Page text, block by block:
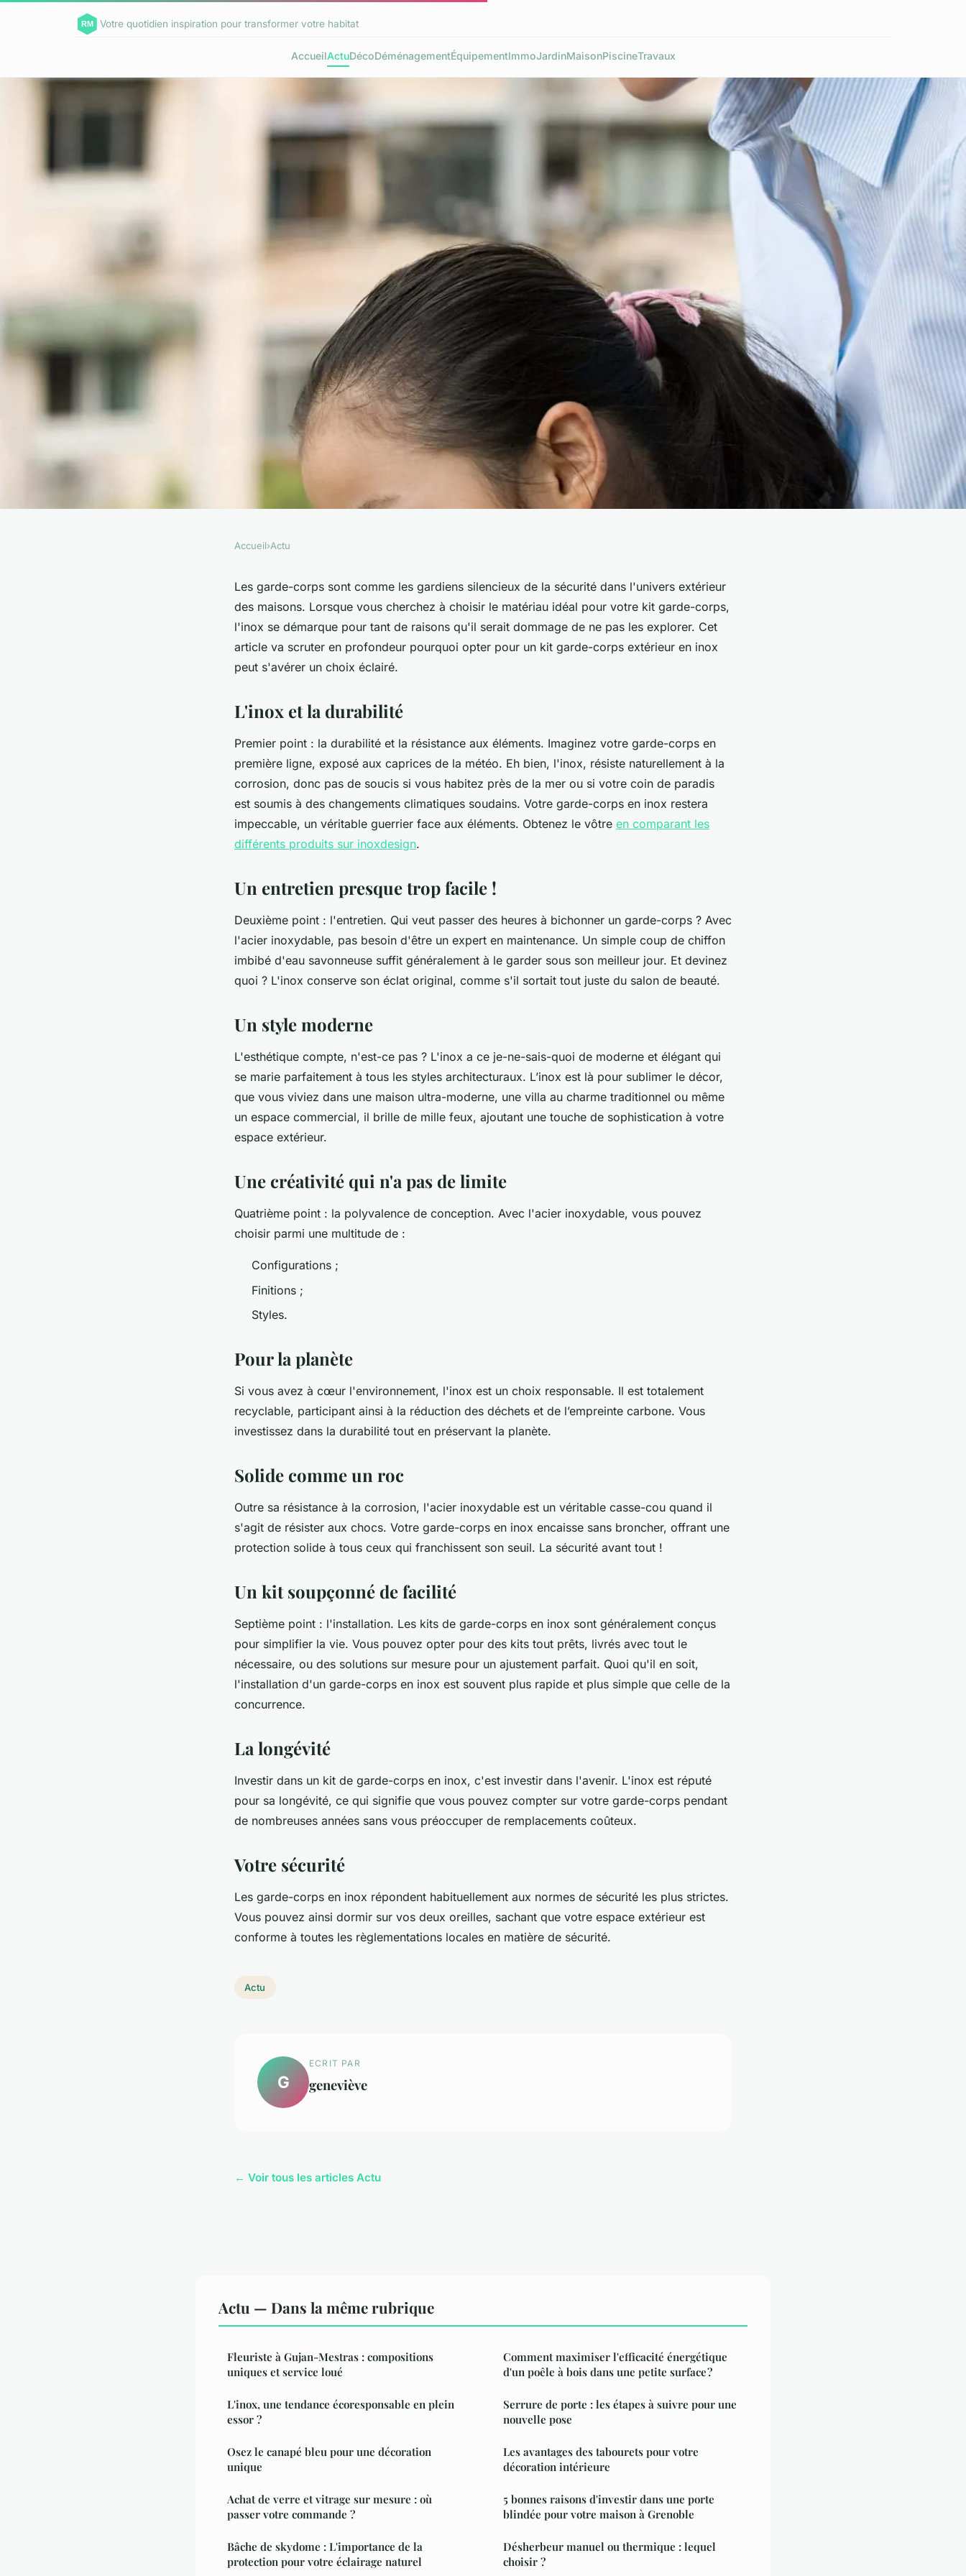
Votre quotidien inspiration pour transformer votre habitat
AccueilActuDécoDéménagementÉquipementImmoJardinMaisonPiscineTravaux
Pourquoi choisir l'inox pour votre
garde-corps extérieur ?
3 min de lecture
Accueil›Actu
Les garde-corps sont comme les gardiens silencieux de la sécurité dans l'univers extérieur
des maisons. Lorsque vous cherchez à choisir le matériau idéal pour votre kit garde-corps,
l'inox se démarque pour tant de raisons qu'il serait dommage de ne pas les explorer. Cet
article va scruter en profondeur pourquoi opter pour un kit garde-corps extérieur en inox
peut s'avérer un choix éclairé.
L'inox et la durabilité
Premier point : la durabilité et la résistance aux éléments. Imaginez votre garde-corps en
première ligne, exposé aux caprices de la météo. Eh bien, l'inox, résiste naturellement à la
corrosion, donc pas de soucis si vous habitez près de la mer ou si votre coin de paradis
est soumis à des changements climatiques soudains. Votre garde-corps en inox restera
impeccable, un véritable guerrier face aux éléments. Obtenez le vôtre en comparant les
différents produits sur inoxdesign.
Un entretien presque trop facile !
Deuxième point : l'entretien. Qui veut passer des heures à bichonner un garde-corps ? Avec
l'acier inoxydable, pas besoin d'être un expert en maintenance. Un simple coup de chiffon
imbibé d'eau savonneuse suffit généralement à le garder sous son meilleur jour. Et devinez
quoi ? L'inox conserve son éclat original, comme s'il sortait tout juste du salon de beauté.
Un style moderne
L'esthétique compte, n'est-ce pas ? L'inox a ce je-ne-sais-quoi de moderne et élégant qui
se marie parfaitement à tous les styles architecturaux. L’inox est là pour sublimer le décor,
que vous viviez dans une maison ultra-moderne, une villa au charme traditionnel ou même
un espace commercial, il brille de mille feux, ajoutant une touche de sophistication à votre
espace extérieur.
Une créativité qui n'a pas de limite
Quatrième point : la polyvalence de conception. Avec l'acier inoxydable, vous pouvez
choisir parmi une multitude de :
Configurations ;
Finitions ;
Styles.
Pour la planète
Si vous avez à cœur l'environnement, l'inox est un choix responsable. Il est totalement
recyclable, participant ainsi à la réduction des déchets et de l’empreinte carbone. Vous
investissez dans la durabilité tout en préservant la planète.
Solide comme un roc
Outre sa résistance à la corrosion, l'acier inoxydable est un véritable casse-cou quand il
s'agit de résister aux chocs. Votre garde-corps en inox encaisse sans broncher, offrant une
protection solide à tous ceux qui franchissent son seuil. La sécurité avant tout !
Un kit soupçonné de facilité
Septième point : l'installation. Les kits de garde-corps en inox sont généralement conçus
pour simplifier la vie. Vous pouvez opter pour des kits tout prêts, livrés avec tout le
nécessaire, ou des solutions sur mesure pour un ajustement parfait. Quoi qu'il en soit,
l'installation d'un garde-corps en inox est souvent plus rapide et plus simple que celle de la
concurrence.
La longévité
Investir dans un kit de garde-corps en inox, c'est investir dans l'avenir. L'inox est réputé
pour sa longévité, ce qui signifie que vous pouvez compter sur votre garde-corps pendant
de nombreuses années sans vous préoccuper de remplacements coûteux.
Votre sécurité
Les garde-corps en inox répondent habituellement aux normes de sécurité les plus strictes.
Vous pouvez ainsi dormir sur vos deux oreilles, sachant que votre espace extérieur est
conforme à toutes les règlementations locales en matière de sécurité.
Actu
G
ECRIT PAR
geneviève
← Voir tous les articles Actu
Actu — Dans la même rubrique
Fleuriste à Gujan-Mestras : compositions
uniques et service loué
L'inox, une tendance écoresponsable en plein
essor ?
Osez le canapé bleu pour une décoration
unique
Achat de verre et vitrage sur mesure : où
passer votre commande ?
Bâche de skydome : L'importance de la
protection pour votre éclairage naturel
Comment maximiser l'efficacité énergétique
d'un poêle à bois dans une petite surface ?
Serrure de porte : les étapes à suivre pour une
nouvelle pose
Les avantages des tabourets pour votre
décoration intérieure
5 bonnes raisons d'investir dans une porte
blindée pour votre maison à Grenoble
Désherbeur manuel ou thermique : lequel
choisir ?